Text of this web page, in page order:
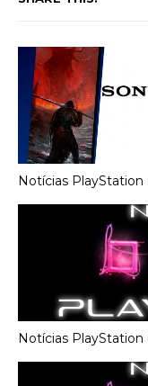
Notícias
Notícias PlayStation